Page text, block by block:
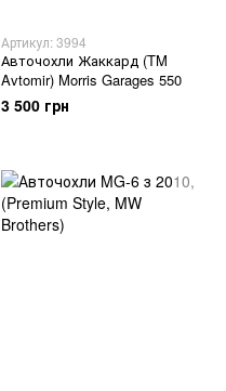
Артикул: 3994
Авточохли Жаккард (TM
Avtomir) Morris Garages 550
3 500 грн